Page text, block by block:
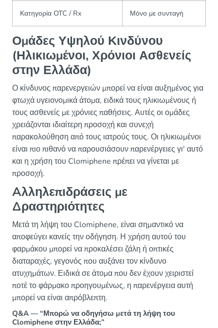
Κατηγορία OTC / Rx Μόνο με συνταγή
Ομάδες Υψηλού Κινδύνου
(Ηλικιωμένοι, Χρόνιοι Ασθενείς
στην Ελλάδα)
Ο κίνδυνος παρενεργειών μπορεί να είναι αυξημένος για
φτωχά υγειονομικά άτομα, ειδικά τους ηλικιωμένους ή
τους ασθενείς με χρόνιες παθήσεις. Αυτές οι ομάδες
χρειάζονται ιδιαίτερη προσοχή και συνεχή
παρακολούθηση από τους ιατρούς τους. Οι ηλικιωμένοι
είναι πιο πιθανό να παρουσιάσουν παρενέργειες γι' αυτό
και η χρήση του Clomiphene πρέπει να γίνεται με
προσοχή.
Aλληλεπιδράσεις με
Δραστηριότητες
Μετά τη λήψη του Clomiphene, είναι σημαντικό να
αποφεύγει κανείς την οδήγηση. Η χρήση αυτού του
φαρμάκου μπορεί να προκαλέσει ζάλη ή οπτικές
διαταραχές, γεγονός που αυξάνει τον κίνδυνο
ατυχημάτων. Ειδικά σε άτομα που δεν έχουν χειριστεί
ποτέ το φάρμακο προηγουμένως, η παρενέργεια αυτή
μπορεί να είναι απρόβλεπτη.
Q&A — “Μπορώ να οδηγήσω μετά τη λήψη του
Clomiphene στην Ελλάδα;”